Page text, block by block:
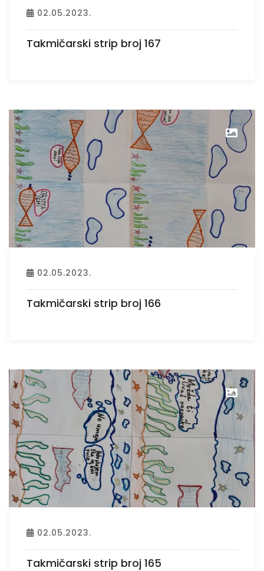
02.05.2023.
Takmičarski strip broj 167
02.05.2023.
Takmičarski strip broj 166
02.05.2023.
Takmičarski strip broj 165